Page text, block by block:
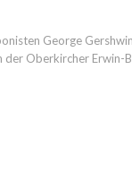
George
Oberkircher Erwin-